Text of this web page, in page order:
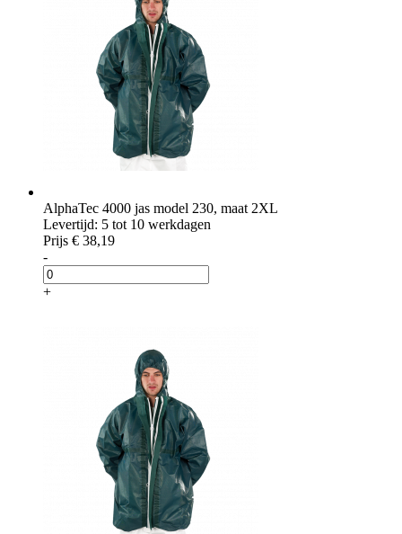
AlphaTec 4000 jas model 230, maat 2XL
Levertijd: 5 tot 10 werkdagen
Prijs € 38,19
-
+